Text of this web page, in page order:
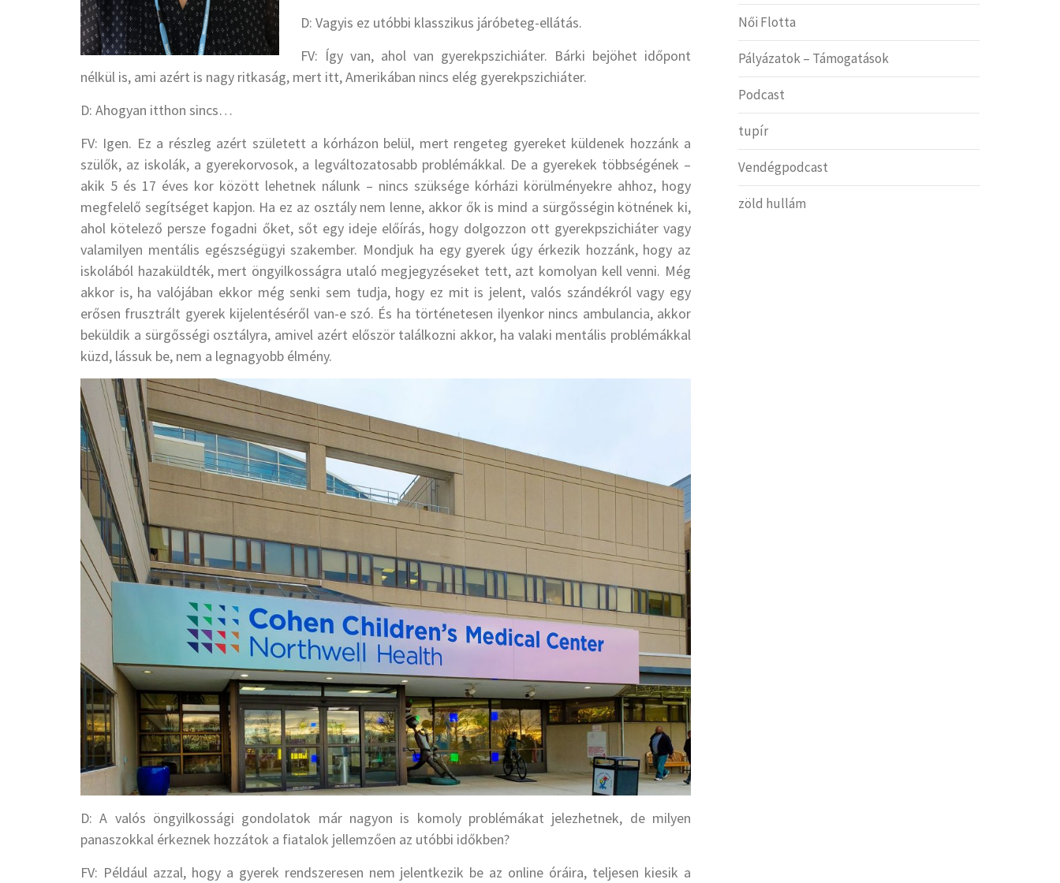
D: Vagyis ez utóbbi klasszikus járóbeteg-ellátás.
FV: Így van, ahol van gyerekpszichiáter. Bárki bejöhet időpont
nélkül is, ami azért is nagy ritkaság, mert itt, Amerikában nincs elég gyerekpszichiáter.
D: Ahogyan itthon sincs…
FV: Igen. Ez a részleg azért született a kórházon belül, mert rengeteg gyereket küldenek hozzánk a
szülők, az iskolák, a gyerekorvosok, a legváltozatosabb problémákkal. De a gyerekek többségének –
akik 5 és 17 éves kor között lehetnek nálunk – nincs szüksége kórházi körülményekre ahhoz, hogy
megfelelő segítséget kapjon. Ha ez az osztály nem lenne, akkor ők is mind a sürgősségin kötnének ki,
ahol kötelező persze fogadni őket, sőt egy ideje előírás, hogy dolgozzon ott gyerekpszichiáter vagy
valamilyen mentális egészségügyi szakember. Mondjuk ha egy gyerek úgy érkezik hozzánk, hogy az
iskolából hazaküldték, mert öngyilkosságra utaló megjegyzéseket tett, azt komolyan kell venni. Még
akkor is, ha valójában ekkor még senki sem tudja, hogy ez mit is jelent, valós szándékról vagy egy
erősen frusztrált gyerek kijelentéséről van-e szó. És ha történetesen ilyenkor nincs ambulancia, akkor
beküldik a sürgősségi osztályra, amivel azért először találkozni akkor, ha valaki mentális problémákkal
küzd, lássuk be, nem a legnagyobb élmény.
D: A valós öngyilkossági gondolatok már nagyon is komoly problémákat jelezhetnek, de milyen
panaszokkal érkeznek hozzátok a fiatalok jellemzően az utóbbi időkben?
FV: Például azzal, hogy a gyerek rendszeresen nem jelentkezik be az online óráira, teljesen kiesik a
Női Flotta
Pályázatok – Támogatások
Podcast
tupír
Vendégpodcast
zöld hullám